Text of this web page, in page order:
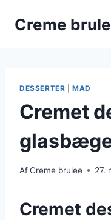
Creme
DESSERTER |MAD
Cremet
AfCreme brulee 27.
Cremet